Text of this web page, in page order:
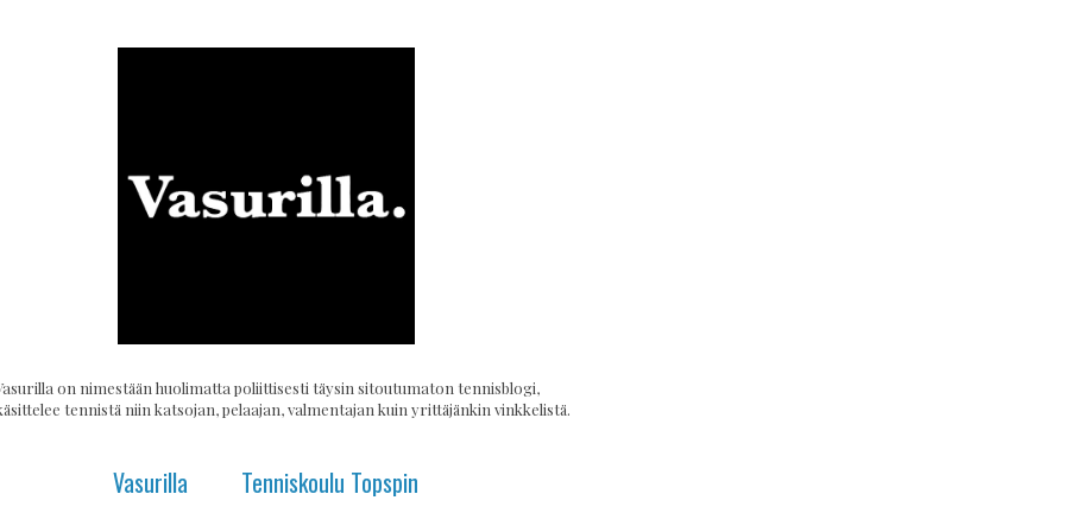
on nimestään huolimatta poliittisesti täysin sitoutumaton tennisblogi,
tennistä niin katsojan, pelaajan, valmentajan kuin yrittäjänkin vinkkelistä.
Vasurilla Tenniskoulu Topspin